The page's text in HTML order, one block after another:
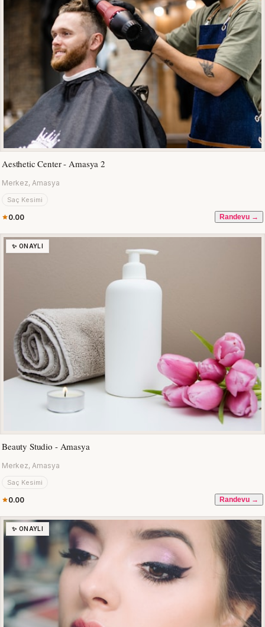
Aesthetic Center - Amasya 2
Merkez, Amasya
Saç Kesimi
0.00 Randevu →
✨ ONAYLI
Beauty Studio - Amasya
Merkez, Amasya
Saç Kesimi
0.00 Randevu →
✨ ONAYLI